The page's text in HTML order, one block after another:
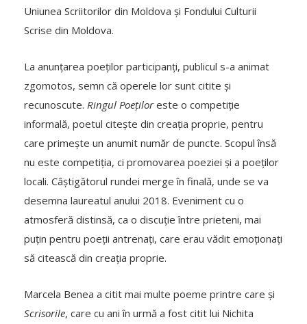
Uniunea Scriitorilor din Moldova și Fondului Culturii
Scrise din Moldova.
La anunțarea poeților participanți, publicul s-a animat
zgomotos, semn că operele lor sunt citite și
recunoscute. Ringul Poețiloreste o competiție
informală, poetul citește din creația proprie, pentru
care primește un anumit număr de puncte. Scopul însă
nu este competiția, ci promovarea poeziei și a poeților
locali. Câștigătorul rundei merge în finală, unde se va
desemna laureatul anului 2018. Eveniment cu o
atmosferă distinsă, ca o discuție între prieteni, mai
puțin pentru poeții antrenați, care erau vădit emoționați
să citească din creația proprie.
Marcela Benea a citit mai multe poeme printre care și
Scrisorile, care cu ani în urmă a fost citit lui Nichita